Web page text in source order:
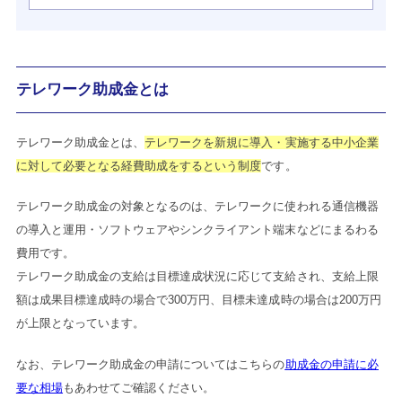
テレワーク助成金とは
テレワーク助成金とは、 テレワークを新規に導入・実施する中小企業
に対して必要となる経費助成をするという制度です。
テレワーク助成金の対象となるのは、テレワークに使われる通信機器
の導入と運用・ソフトウェアやシンクライアント端末などにまるわる
費用です。
テレワーク助成金の支給は目標達成状況に応じて支給され、支給上限
額は成果目標達成時の場合で300万円、目標未達成時の場合は200万円
が上限となっています。
なお、テレワーク助成金の申請についてはこちらの助成金の申請に必
要な相場もあわせてご確認ください。